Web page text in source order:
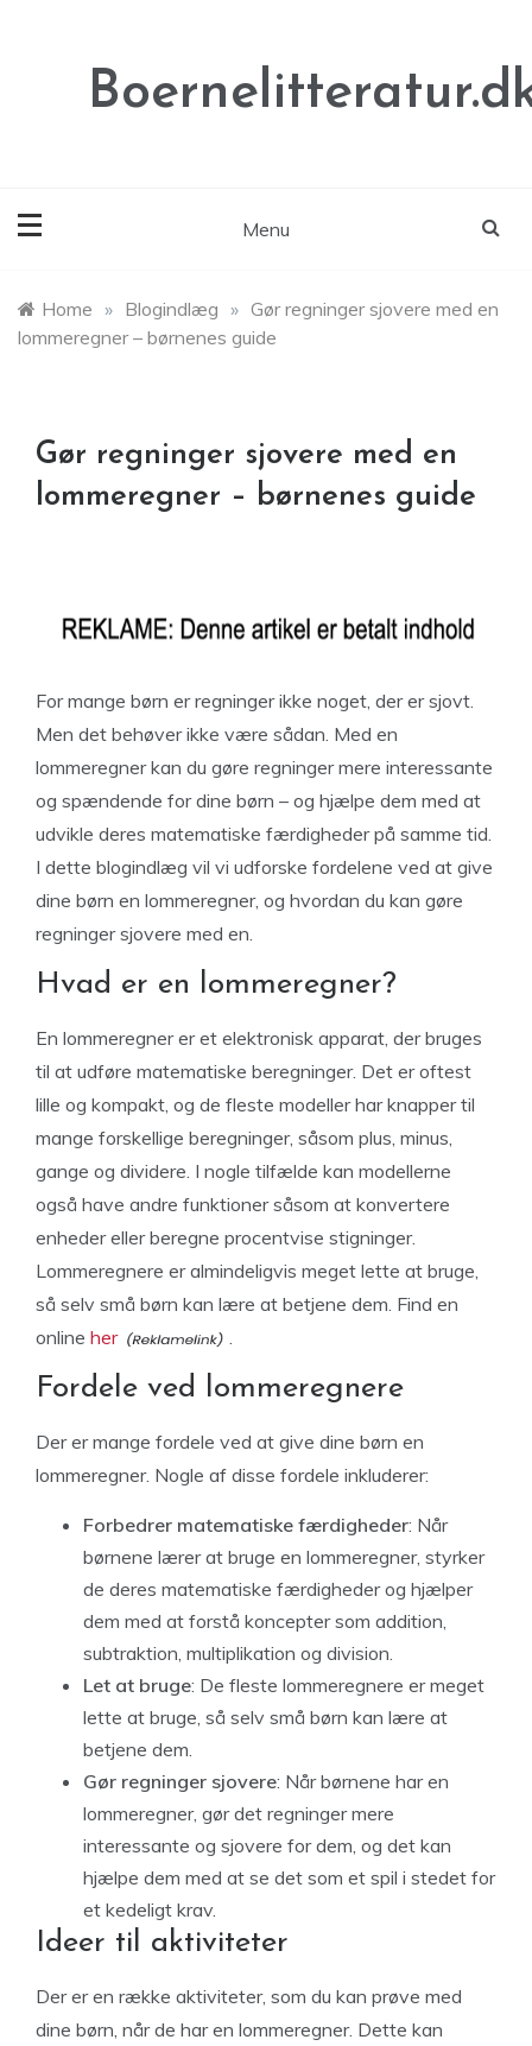
Menu
Home » Blogindlæg » Gør regninger sjovere med en
lommeregner – børnenes guide
Gør regninger sjovere med en
lommeregner – børnenes guide
For mange børn er regninger ikke noget, der er sjovt.
Men det behøver ikke være sådan. Med en
lommeregner kan du gøre regninger mere interessante
og spændende for dine børn – og hjælpe dem med at
udvikle deres matematiske færdigheder på samme tid.
I dette blogindlæg vil vi udforske fordelene ved at give
dine børn en lommeregner, og hvordan du kan gøre
regninger sjovere med en.
Hvad er en lommeregner?
En lommeregner er et elektronisk apparat, der bruges
til at udføre matematiske beregninger. Det er oftest
lille og kompakt, og de fleste modeller har knapper til
mange forskellige beregninger, såsom plus, minus,
gange og dividere. I nogle tilfælde kan modellerne
også have andre funktioner såsom at konvertere
enheder eller beregne procentvise stigninger.
Lommeregnere er almindeligvis meget lette at bruge,
så selv små børn kan lære at betjene dem. Find en
online her .
Fordele ved lommeregnere
Der er mange fordele ved at give dine børn en
lommeregner. Nogle af disse fordele inkluderer:
Forbedrer matematiske færdigheder: Når
børnene lærer at bruge en lommeregner, styrker
de deres matematiske færdigheder og hjælper
dem med at forstå koncepter som addition,
subtraktion, multiplikation og division.
Let at bruge: De fleste lommeregnere er meget
lette at bruge, så selv små børn kan lære at
betjene dem.
Gør regninger sjovere: Når børnene har en
lommeregner, gør det regninger mere
interessante og sjovere for dem, og det kan
hjælpe dem med at se det som et spil i stedet for
et kedeligt krav.
Ideer til aktiviteter
Der er en række aktiviteter, som du kan prøve med
dine børn, når de har en lommeregner. Dette kan